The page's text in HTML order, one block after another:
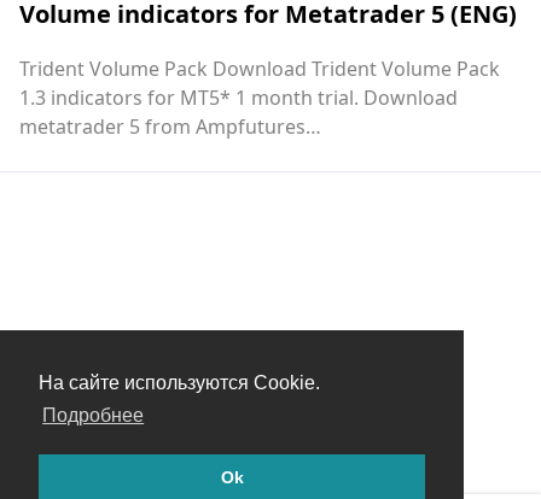
На сайте используются Cookie.
Подробнее
Ok
Volume indicators for Metatrader 5 (ENG)
Trident Volume Pack Download Trident Volume Pack
1.3 indicators for MT5* 1 month trial. Download
metatrader 5 from Ampfutures